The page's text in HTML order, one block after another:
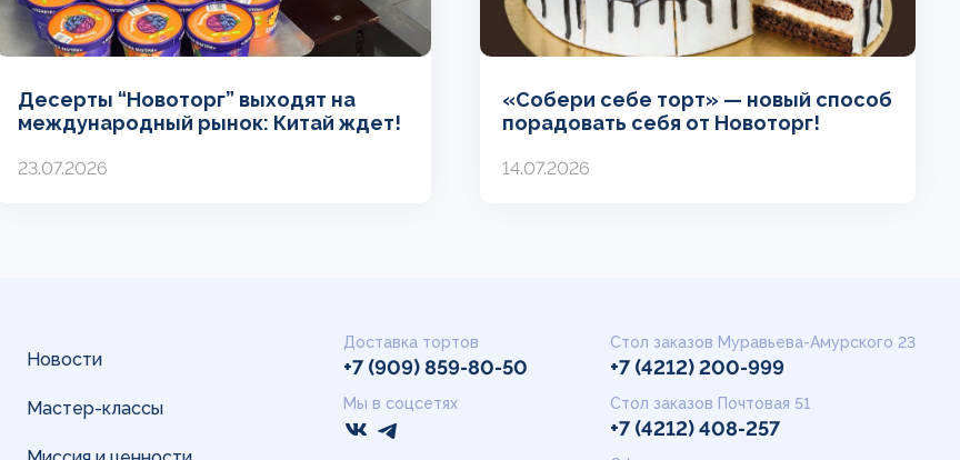
Десерты “Новоторг” выходят на
международный рынок: Китай ждет!
23.07.2026
«Собери себе торт» — новый способ
порадовать себя от Новоторг!
14.07.2026
Новости
Мастер-классы
Доставка тортов
+7 (909) 859-80-50
Мы в соцсетях
Стол заказов Муравьева-Амурского 23
+7 (4212) 200-999
Стол заказов Почтовая 51
+7 (4212) 408-257